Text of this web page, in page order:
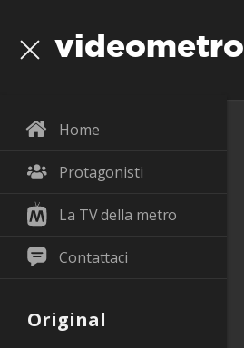
videometro
Home
Protagonisti
La TV della metro
Contattaci
Original